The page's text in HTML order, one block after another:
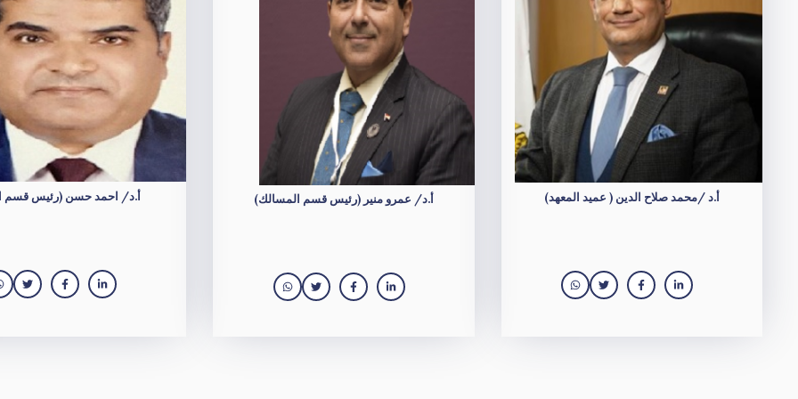
أ.د /محمد صلاح الدين ( عميد المعهد) أ.د/ عمرو منير (رئيس قسم المسالك) أ.د/ احمد حسن (رئيس قسم